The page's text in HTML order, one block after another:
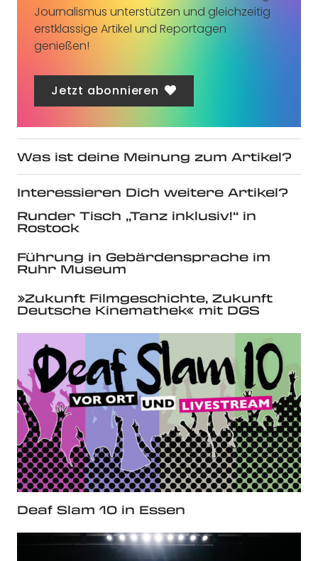
Journalismus unterstützen und gleichzeitig
erstklassige Artikel und Reportagen
genießen!
Jetzt abonnieren
Was ist deine Meinung zum Artikel?
Interessieren Dich weitere Artikel?
Runder Tisch „Tanz inklusiv!“ in
Rostock
Führung in Gebärdensprache im
Ruhr Museum
»Zukunft Filmgeschichte, Zukunft
Deutsche Kinemathek« mit DGS
Deaf Slam 10 in Essen